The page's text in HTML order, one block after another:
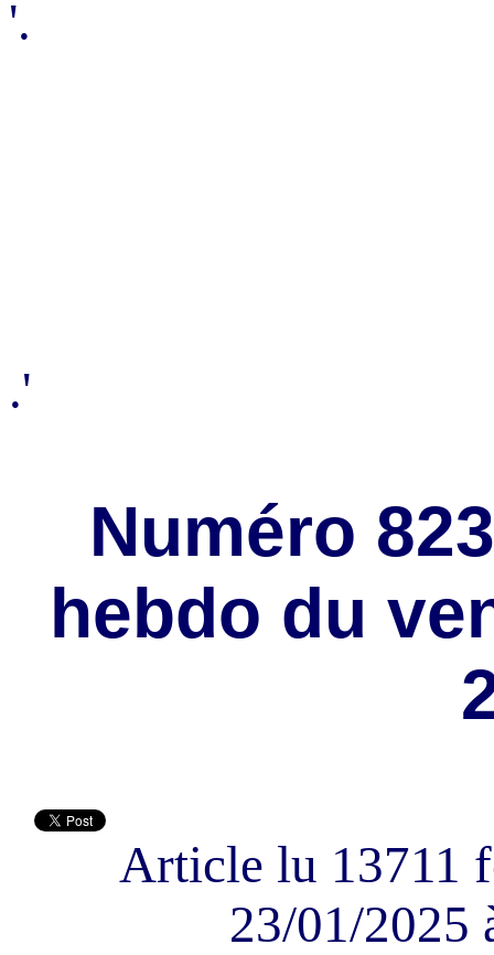
'.
.'
Numéro
hebdo du
Article lu 13711
23/01/2025